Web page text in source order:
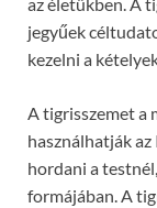
jegyűek
kezelni a
A tigrisszemet a
használhatják
hordani a
formájában. A